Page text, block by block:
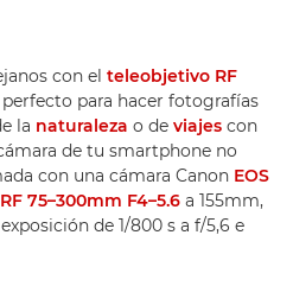
con el teleobjetivo RF
perfecto para hacer fotografías
la naturaleza o de viajes con
de tu smartphone no
con una cámara Canon EOS
RF 75–300mm F4–5.6 a 155mm,
de 1/800 s a f/5,6 e